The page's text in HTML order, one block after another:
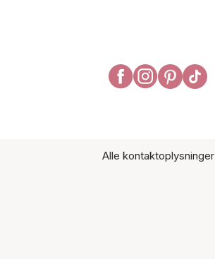
Alle kontaktoplysninger